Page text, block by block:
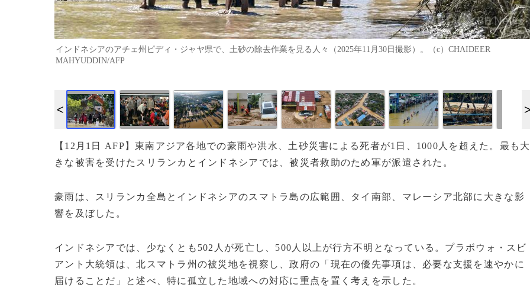
インドネシアのアチェ州ピディ・ジャヤ県で、土砂の除去作業を見る人々（2025年11月30日撮影）。（c）CHAIDEER
MAHYUDDIN/AFP
【12月1日 AFP】東南アジア各地での豪雨や洪水、土砂災害による死者が1日、1000人を超えた。最も大
きな被害を受けたスリランカとインドネシアでは、被災者救助のため軍が派遣された。
豪雨は、スリランカ全島とインドネシアのスマトラ島の広範囲、タイ南部、マレーシア北部に大きな影
響を及ぼした。
インドネシアでは、少なくとも502人が死亡し、500人以上が行方不明となっている。プラボウォ・スビ
アント大統領は、北スマトラ州の被災地を視察し、政府の「現在の優先事項は、必要な支援を速やかに
届けることだ」と述べ、特に孤立した地域への対応に重点を置く考えを示した。